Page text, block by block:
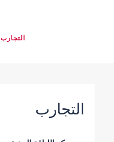
التجارب
التجارب